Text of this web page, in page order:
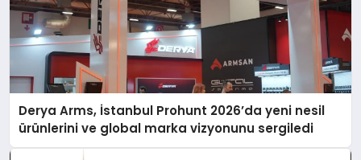
Derya Arms, İstanbul Prohunt 2026’da yeni nesil
ürünlerini ve global marka vizyonunu sergiledi